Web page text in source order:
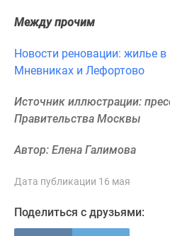
ипотека
ипотека
Банки
программы
Медиа
Новости
недвижимости
Мнение
Аналитика
рынка
Между прочим
Новости реновации: жилье
Мневниках и Лефортово
Источник иллюстрации:
Правительства Москвы
Автор: Елена Галимова
Дата публикации 16 мая
Поделиться с друзьями: